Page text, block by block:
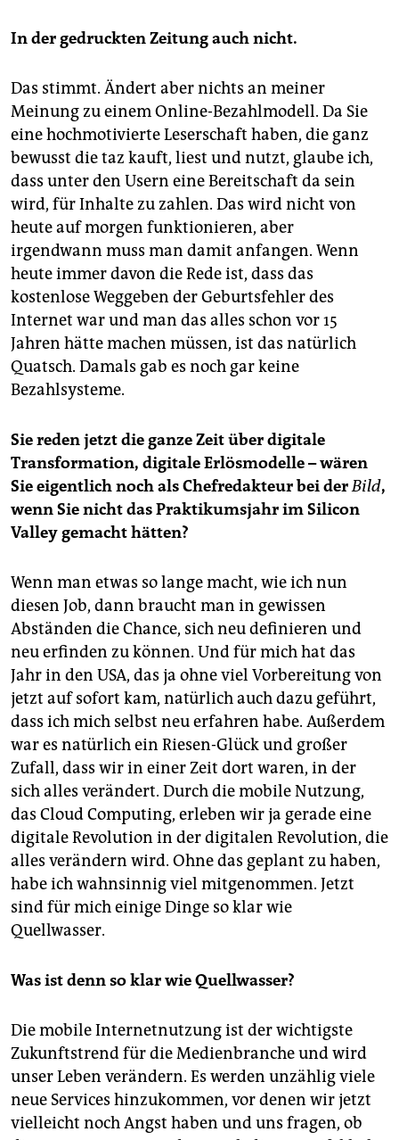
In der gedruckten Zeitung auch nicht.
Das stimmt. Ändert aber nichts an meiner
Meinung zu einem Online-Bezahlmodell. Da Sie
eine hochmotivierte Leserschaft haben, die ganz
bewusst die taz kauft, liest und nutzt, glaube ich,
dass unter den Usern eine Bereitschaft da sein
wird, für Inhalte zu zahlen. Das wird nicht von
heute auf morgen funktionieren, aber
irgendwann muss man damit anfangen. Wenn
heute immer davon die Rede ist, dass das
kostenlose Weggeben der Geburtsfehler des
Internet war und man das alles schon vor 15
Jahren hätte machen müssen, ist das natürlich
Quatsch. Damals gab es noch gar keine
Bezahlsysteme.
Sie reden jetzt die ganze Zeit über digitale
Transformation, digitale Erlösmodelle – wären
Sie eigentlich noch als Chefredakteur bei derBild,
wenn Sie nicht das Praktikumsjahr im Silicon
Valley gemacht hätten?
Wenn man etwas so lange macht, wie ich nun
diesen Job, dann braucht man in gewissen
Abständen die Chance, sich neu definieren und
neu erfinden zu können. Und für mich hat das
Jahr in den USA, das ja ohne viel Vorbereitung von
jetzt auf sofort kam, natürlich auch dazu geführt,
dass ich mich selbst neu erfahren habe. Außerdem
war es natürlich ein Riesen-Glück und großer
Zufall, dass wir in einer Zeit dort waren, in der
sich alles verändert. Durch die mobile Nutzung,
das Cloud Computing, erleben wir ja gerade eine
digitale Revolution in der digitalen Revolution, die
alles verändern wird. Ohne das geplant zu haben,
habe ich wahnsinnig viel mitgenommen. Jetzt
sind für mich einige Dinge so klar wie
Quellwasser.
Was ist denn so klar wie Quellwasser?
Die mobile Internetnutzung ist der wichtigste
Zukunftstrend für die Medienbranche und wird
unser Leben verändern. Es werden unzählig viele
neue Services hinzukommen, vor denen wir jetzt
vielleicht noch Angst haben und uns fragen, ob